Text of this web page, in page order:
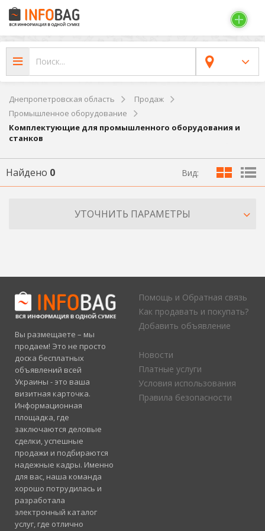
Днепропетровская область
Продаж
Промышленное оборудование
Комплектующие для промышленного оборудования и
станков
Найдено 0 Вид:
УТОЧНИТЬ ПАРАМЕТРЫ
Вы размещаете – мы
продаем! Это не просто
доска бесплатных
объявлений всей
Украины - это ваша
визитная карточка.
Информационная
площадка, где
заключаются деловые
сделки, успешные
продажи и подбираются
надежные кадры. Именно
для вас, наша команда
хорошо потрудилась и
разработала
электронный каталог
услуг, где отлично
Помощь и Обратная связь
Как продавать и покупать?
Добавить объявление
Новости
Платные услуги
Условия использования
Правила безопасности